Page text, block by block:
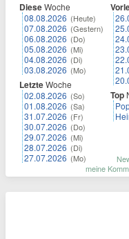
DieseWoche
08.08.2026 (Heute)
07.08.2026 (Gestern)
06.08.2026 (Do)
05.08.2026 (Mi)
04.08.2026 (Di)
03.08.2026 (Mo)
LetzteWoche
02.08.2026 (So)
01.08.2026 (Sa)
31.07.2026 (Fr)
30.07.2026 (Do)
29.07.2026 (Mi)
28.07.2026 (Di)
27.07.2026 (Mo)
Top
meine